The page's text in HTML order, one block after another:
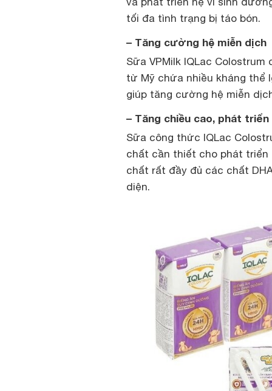
tối đa tình trạng bị táo bón.
– Tăng cường hệ miễn dịch
Sữa VPMilk IQLac
từ Mỹ chứa nhiều kháng thể
giúp tăng cường hệ miễn
– Tăng chiều cao, phát
Sữa công thức IQLac
chất cần thiết cho phát
chất rất đầy đủ các chất
diện.